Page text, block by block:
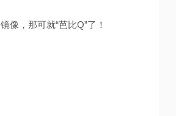
像，那可就“芭比Q”了！